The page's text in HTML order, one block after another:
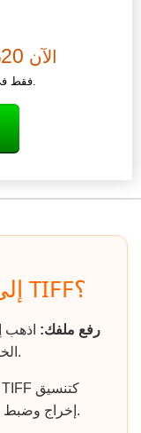
الآن 20%
*فقط في هذا الشهر. ليس لإعادة البيع.
كيف يتم تحويل RTF إلى TIFF؟
رفع ملفك: اذهب
ملف» واختر ملف RTF الخاص بك.
إخراج وضبط أي خيارات إضافية إذا لزم الأمر.